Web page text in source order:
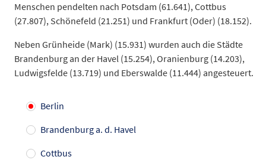
Menschen pendelten nach Potsdam (61.641), Cottbus
(27.807), Schönefeld (21.251) und Frankfurt (Oder) (18.152).
Neben Grünheide (Mark) (15.931) wurden auch die Städte
Brandenburg an der Havel (15.254), Oranienburg (14.203),
Ludwigsfelde (13.719) und Eberswalde (11.444) angesteuert.
Berlin
Brandenburg a. d. Havel
Cottbus